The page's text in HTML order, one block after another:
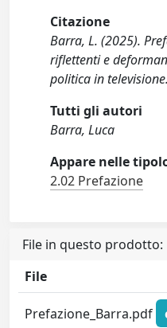
Citazione
Barra, L. (2025).
riflettenti e
politica in
Tutti gli autori
Barra, Luca
Appare nelle
2.02 Prefazione
File in questo prodotto:
File
Prefazione_Barra.pdf